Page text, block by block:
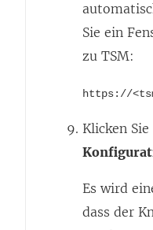
Sie ein
zu TSM:
https://
Klicken
Es wird
dass der